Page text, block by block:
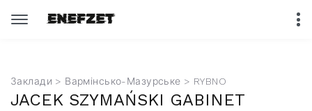
Заклади > Вармінсько-Мазурське > RYBNO
JACEK SZYMAŃSKI GABINET